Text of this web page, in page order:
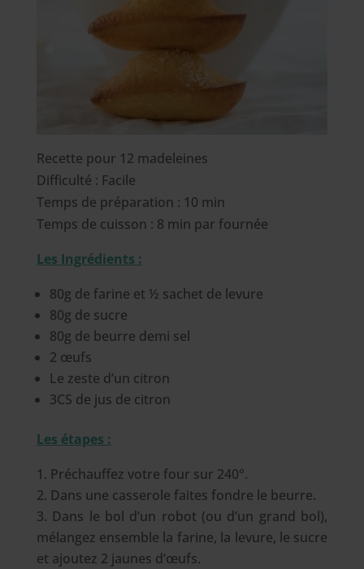
Recette pour 12 madeleines
Difficulté : Facile
Temps de préparation : 10 min
Temps de cuisson : 8 min par fournée
Les Ingrédients :
80g de farine et ½ sachet de levure
80g de sucre
80g de beurre demi sel
2 œufs
Le zeste d’un citron
3CS de jus de citron
Les étapes :
Préchauffez votre four sur 240°.
Dans une casserole faites fondre le beurre.
Dans le bol d’un robot (ou d’un grand bol),
mélangez ensemble la farine, la levure, le sucre
et ajoutez 2 jaunes d’œufs.